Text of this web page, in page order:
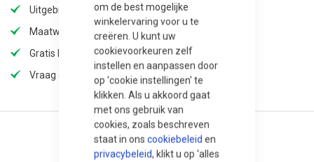
om de best mogelijke
winkelervaring voor u te
creëren. U kunt uw
cookievoorkeuren zelf
instellen en aanpassen door
op 'cookie instellingen' te
klikken. Als u akkoord gaat
met ons gebruik van
cookies, zoals beschreven
staat in ons cookiebeleid en
privacybeleid, klikt u op 'alles
Uitgebreid assortiment
Maatwerk mogelijk (langere levertijd)
Gratis bezorging
Vraag offerte aan voor extra korting!